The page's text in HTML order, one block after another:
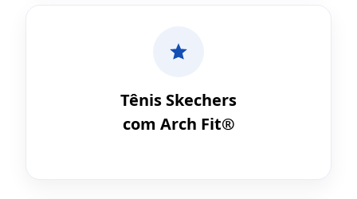
Tênis Skechers
com Arch Fit®